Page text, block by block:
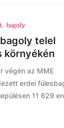
, bagoly
telel
környékén
végén az MME
erdei
11 629